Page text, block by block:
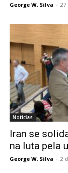
George W. Silva - 27
Notícias
Iran se
na luta pela
George W. Silva - 2